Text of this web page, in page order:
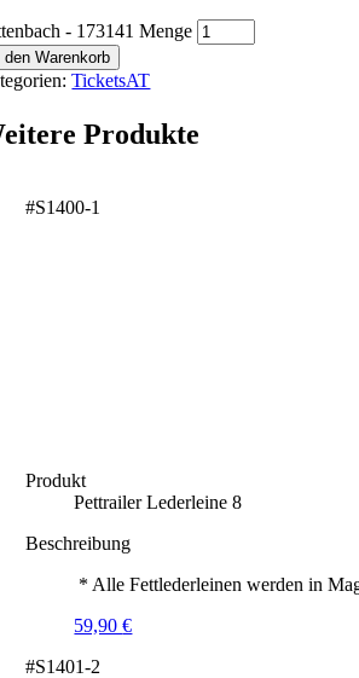
- 173141 Menge
den Warenkorb
TicketsAT
Produkte
#S1400-1
Produkt
Pettrailer Lederleine 8
Beschreibung
* Alle Fettlederleinen werden in
59,90€
#S1401-2